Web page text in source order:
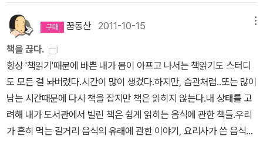
요. 다들 미쳤다고 잡아먹어야 한다고 화를 냅니다. 그런데 그럴 만도
하죠. 그 좁은 울타리 속에서 일생을 마쳐야 한다는 생각을 하면 어느
생명체인들 미치지 않겠어요. 미치진 않았더라도 미친 척이라도 해서
빨리 세상을 하직하는 편이 낫다고 생각하고 있는지도 모르죠. 흙을
밟지 않는 날이 많아질 수록, 사람들은 아름다움을 잊어버리고 황폐
해진답니다.제 어린 시절의 집은 도시 변두리에 있어서, 반쯤은 시골
생활을 했습니다. 집의 바깥벽 밑에는 빼곡히 화분들이 있었지요. 말
이 화분이지, 화분의 역할만 할 수 있으면 어떤 것이든 주워 왔습니다.
립니다. ‘보리 국어사전’ 편집장을 맡았고, ‘이오덕 어른 유고’를 갈무
리했습니다. 《선생님, 우리말이 뭐예요?》, 《쉬운 말이 평화》, 《곁
말》, 《곁책》, 《새로 쓰는 밑말 꾸러미 사전》, 《새로 쓰는 비슷한말 꾸
러미 사전》, 《새로 쓰는 겹말 꾸러미 사전》, 《새로 쓰는 우리말 꾸러
미 사전》, 《책숲마실》, 《우리말 수수께끼 동시》, 《우리말 동시 사전》,
《우리말 글쓰기 사전》, 《이오덕 마음 읽기》, 《시골에서 살림 짓는 즐
거움》, 《마을에서 살려낸 우리말》, 《읽는 우리말 사전 1·2·3》 들을 썼
습니다. blog.naver.com/hbooklove
날 어느 분이 묻습니다. “윤구병 샘님 책 가운데 도무지 하나를 못 찾
는 게 있는데 찾아줄 수 있니? 다른 책은 다 찾았는데 그 책만 없더
라.” “무슨 책이길래요? 얼마쯤 걸릴는 지 모르지만 윤샘 책이라면 이
레쯤 훑으면 나올 듯싶네요.” “일 주일? 야, 나는 십 년도 넘게 찾고
물어보는데 못 찾았어.” 찾아주기 바라는 책은 《하느님과 꽤 친한 아
저씨》였고 이틀 뒤에 찾아서 건넵니다. 열흘쯤 뒤에 또 하나 찾아서
건넵니다. 한 달쯤 지나서 또 찾아서 보여드리니 입이 쩍 벌어진 얼굴
로 묻습니다. “넌 어떻게 내가 십 년 넘게 못 찾은 책을 자꾸자꾸 찾아
내니?” “아직 오래된 책도 아니고, 어떻게 생긴 책인 줄 아니, 어느 책
꿈동산 2011-10-15
책을 끊다.
항상 '책읽기'때문에 바쁜 내가 몸이 아프고 나서는 책읽기도 스터디
도 모든 걸 놔버렸다.시간이 많이 생겼다.하지만, 습관처럼..또는 많이
남는 시간때문에 다시 책을 잡지만 책은 읽히지 않는다.내 상태를 고
려해 내가 도서관에서 빌린 책은 쉽게 읽히는 음식에 관한 책들.우리
가 흔히 먹는 길거리 음식의 유래에 관한 이야기, 요리사가 쓴 음식에